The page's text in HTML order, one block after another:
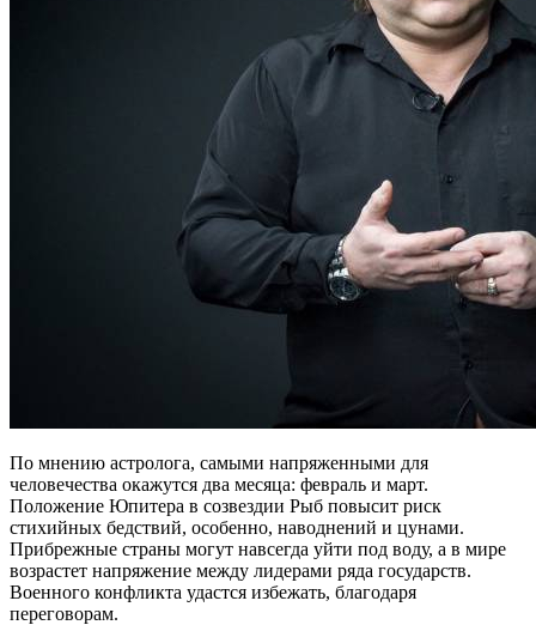
По мнению астролога, самыми напряженными для
человечества окажутся два месяца: февраль и март.
Положение Юпитера в созвездии Рыб повысит риск
стихийных бедствий, особенно, наводнений и цунами.
Прибрежные страны могут навсегда уйти под воду, а в мире
возрастет напряжение между лидерами ряда государств.
Военного конфликта удастся избежать, благодаря
переговорам.